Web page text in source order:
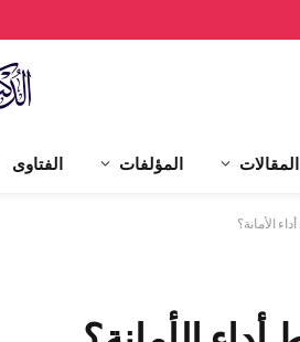
المقالات المؤلفات الفتاوى